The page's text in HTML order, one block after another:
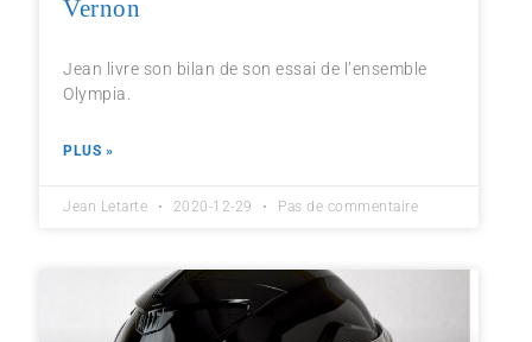
Vernon
Jean livre son bilan de son essai de l’ensemble
Olympia.
PLUS »
Jean Letarte 2020-12-29 Pas de commentaire